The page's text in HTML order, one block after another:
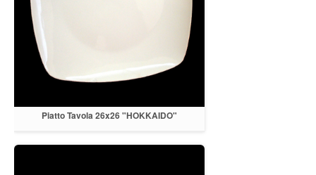
Piatto Tavola 26x26 "HOKKAIDO"